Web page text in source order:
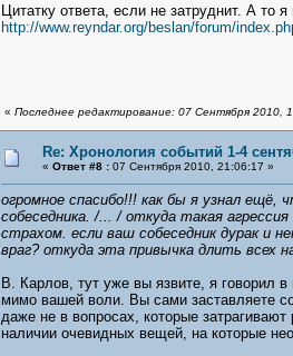
Цитатку ответа, если не затруднит. А то
http://www.reyndar.org/beslan/forum/
« Последнее редактирование: 07 Сентября 2010,
Re: Хронология событий 1-4
« Ответ #8 :07 Сентября 2010, 21:06:17 »
огромное спасибо!!! как бы я узнал ещё,
собеседника. /... / откуда такая
страхом. если ваш собеседник дурак и
враг? откуда эта привычка длить всех
В. Карлов, тут уже вы язвите, я говорил
мимо вашей воли. Вы сами заставляете
даже не в вопросах, которые
наличии очевидных вещей, на которые